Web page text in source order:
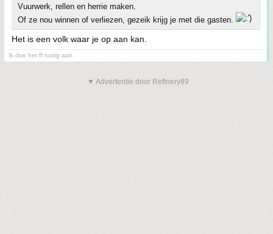
Vuurwerk, rellen en herrie maken.
Of ze nou winnen of verliezen, gezeik krijg je met die gasten.
Het is een volk waar je op aan kan.
Ik doe het ff rustig aan.
▼ Advertentie door Refinery89